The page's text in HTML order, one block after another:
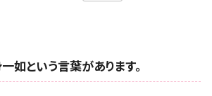
如という言葉があります。